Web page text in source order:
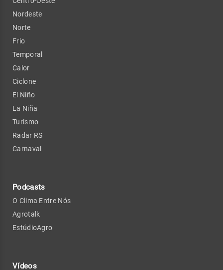
Nordeste
Norte
Frio
Temporal
Calor
Ciclone
El Niño
La Niña
Turismo
Radar RS
Carnaval
Podcasts
O Clima Entre Nós
Agrotalk
EstúdioAgro
Vídeos